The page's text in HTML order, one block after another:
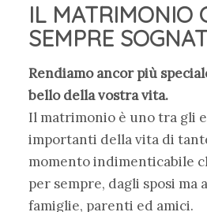
IL MATRIMONIO
SEMPRE
Rendiamo ancor più
bello della vostra vita.
Il matrimonio è uno tra gli
importanti della vita di
momento indimenticabile
per sempre, dagli sposi ma
famiglie, parenti ed amici.